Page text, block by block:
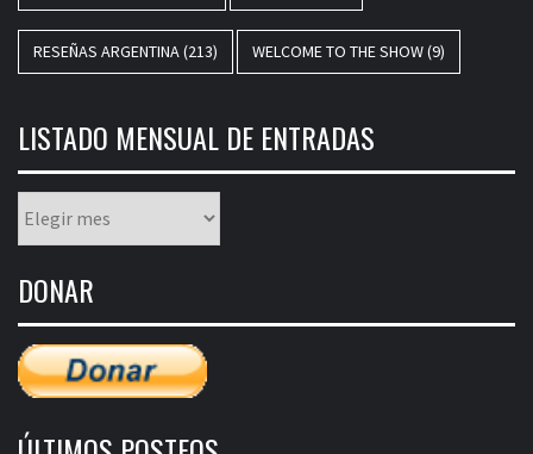
RESEÑAS ARGENTINA(213) WELCOME TO THE SHOW(9)
LISTADO MENSUAL DE ENTRADAS
mensual
entradas
DONAR